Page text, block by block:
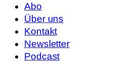
Abo
Über uns
Kontakt
Newsletter
Podcast